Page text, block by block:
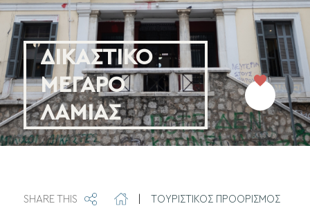
ΔΙΚΑΣΤΙΚΟ
ΜΕΓΑΡΟ
ΛΑΜΙΑΣ
Προσθήκη
στα
SHARE THIS ΤΟΥΡΙΣΤΙΚΟΣ ΠΡΟΟΡΙΣΜΟΣ